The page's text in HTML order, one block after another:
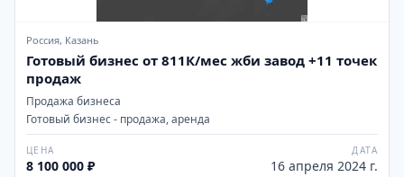
Россия, Казань
Готовый бизнес от 811К/мес жби завод +11 точек
продаж
Продажа бизнеса
Готовый бизнес - продажа, аренда
ЦЕНА
8 100 000 ₽
ДАТА
16 апреля 2024 г.